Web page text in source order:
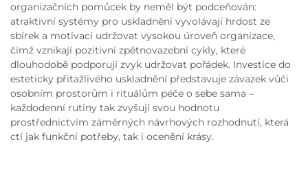
organizačních pomůcek by neměl být podceňován:
atraktivní systémy pro uskladnění vyvolávají hrdost ze
sbírek a motivaci udržovat vysokou úroveň organizace,
čímž vznikají pozitivní zpětnovazební cykly, které
dlouhodobě podporují zvyk udržovat pořádek. Investice do
esteticky přitažlivého uskladnění představuje závazek vůči
osobním prostorům i rituálům péče o sebe sama –
každodenní rutiny tak zvyšují svou hodnotu
prostřednictvím záměrných návrhových rozhodnutí, která
ctí jak funkční potřeby, tak i ocenění krásy.